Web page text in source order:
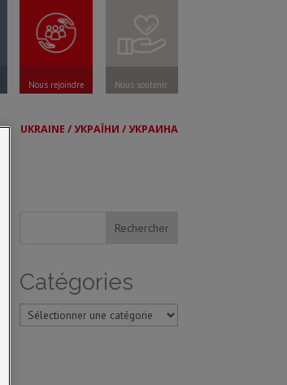
Nous rejoindre Nous soutenir
UKRAINE / УКРАЇНИ / УКРАИНА
Catégories
Catégories